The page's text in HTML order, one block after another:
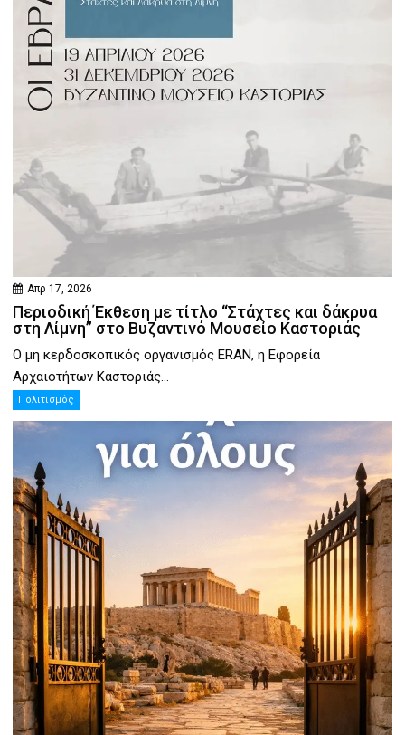
Απρ 17, 2026
Περιοδική Έκθεση με τίτλο “Στάχτες και δάκρυα
στη Λίμνη” στο Βυζαντινό Μουσείο Καστοριάς
Ο μη κερδοσκοπικός οργανισμός ERAN, η Εφορεία
Αρχαιοτήτων Καστοριάς...
Πολιτισμός